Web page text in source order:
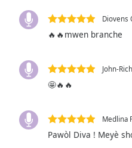
selected
subtitles
settings,
opens
settings
dialog
subtitles
Diovens
🔥🔥mwen branche
John-
🤩🔥🔥
Medlina
Pawòl Diva ! Meyè